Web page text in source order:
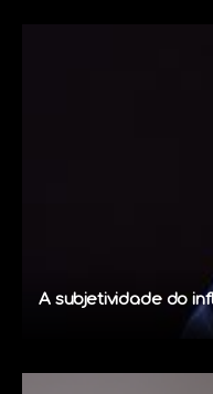
A subjetividade do